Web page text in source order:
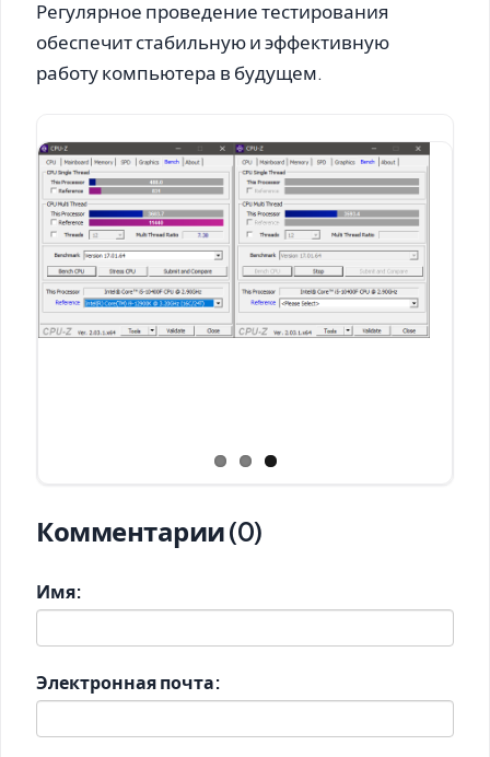
Регулярное проведение тестирования
обеспечит стабильную и эффективную
работу компьютера в будущем.
Комментарии (0)
Имя:
Электронная почта: